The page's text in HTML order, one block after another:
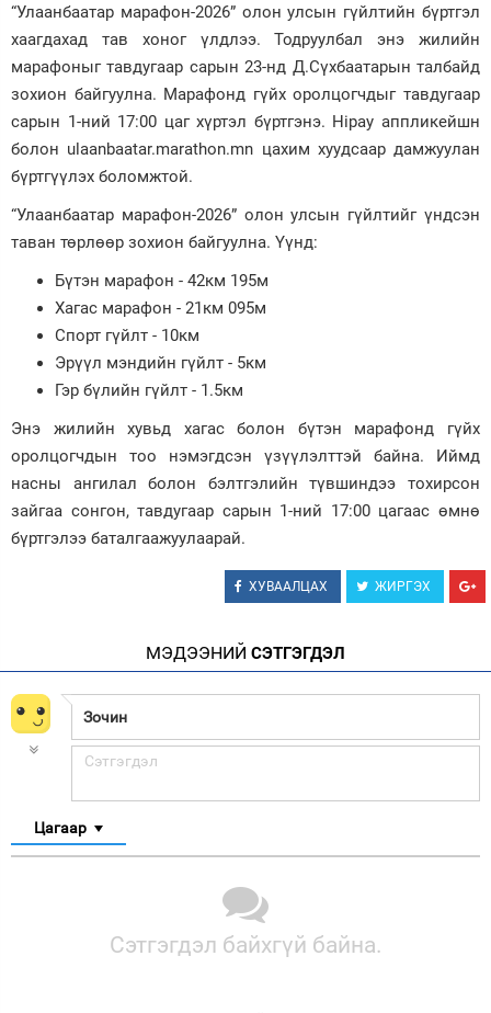
Зурхай
“Улаанбаатар марафон-2026” олон улсын гүйлтийн бүртгэл
хаагдахад тав хоног үлдлээ. Тодруулбал энэ жилийн
марафоныг тавдугаар сарын 23-нд Д.Сүхбаатарын талбайд
зохион байгуулна. Марафонд гүйх оролцогчдыг тавдугаар
сарын 1-ний 17:00 цаг хүртэл бүртгэнэ. Hipay аппликейшн
болон ulaanbaatar.marathon.mn цахим хуудсаар дамжуулан
бүртгүүлэх боломжтой.
“Улаанбаатар марафон-2026” олон улсын гүйлтийг үндсэн
таван төрлөөр зохион байгуулна. Үүнд:
Бүтэн марафон - 42км 195м
Хагас марафон - 21км 095м
Спорт гүйлт - 10км
Эрүүл мэндийн гүйлт - 5км
Гэр бүлийн гүйлт - 1.5км
Энэ жилийн хувьд хагас болон бүтэн марафонд гүйх
оролцогчдын тоо нэмэгдсэн үзүүлэлттэй байна. Иймд
насны ангилал болон бэлтгэлийн түвшиндээ тохирсон
зайгаа сонгон, тавдугаар сарын 1-ний 17:00 цагаас өмнө
бүртгэлээ баталгаажуулаарай.
ХУВААЛЦАХ ЖИРГЭХ
МЭДЭЭНИЙ СЭТГЭГДЭЛ
Цагаар
Сэтгэгдэл байхгүй байна.